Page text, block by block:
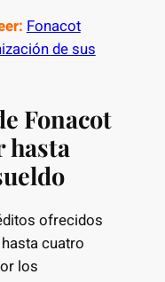
Fonacot
de sus
Fonacot
hasta
ofrecidos
cuatro
los